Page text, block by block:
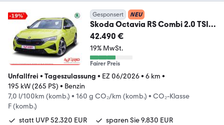
Gesponsert NEU
Skoda Octavia RS Combi 2.0 TSI
DSG LED ACC AHK Pano
42.490 €
19% MwSt.
Fairer Preis
Unfallfrei • Tageszulassung • EZ 06/2026• 6 km •
195 kW (265 PS) • Benzin
7,0 l/100km (komb.) • 160 g CO₂/km (komb.) • CO₂-Klasse
F (komb.)
statt UVP 52.320 EUR
sparen Sie 9.830 EUR